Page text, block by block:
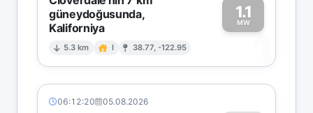
güneydoğusunda,
Kaliforniya
5.3 km I 38.77, -122.95
1.1
MW
1
06:12:20 05.08.2026